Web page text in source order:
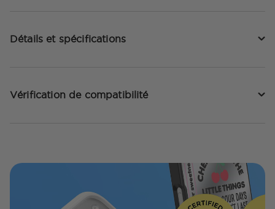
Détails et spécifications
Vérification de compatibilité